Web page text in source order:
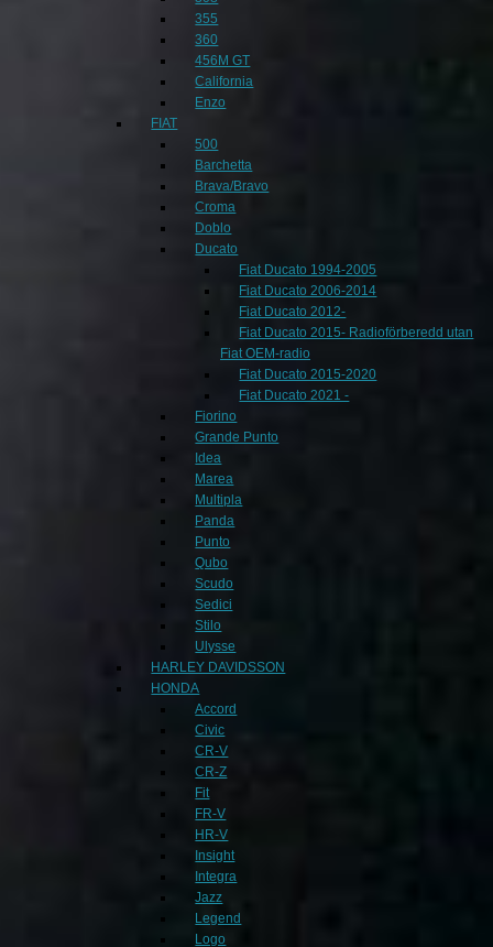
355
360
456M GT
California
Enzo
FIAT
500
Barchetta
Brava/Bravo
Croma
Doblo
Ducato
Fiat Ducato 1994-2005
Fiat Ducato 2006-2014
Fiat Ducato 2012-
Fiat Ducato 2015- Radioförberedd utan
Fiat OEM-radio
Fiat Ducato 2015-2020
Fiat Ducato 2021 -
Fiorino
Grande Punto
Idea
Marea
Multipla
Panda
Punto
Qubo
Scudo
Sedici
Stilo
Ulysse
HARLEY DAVIDSSON
HONDA
Accord
Civic
CR-V
CR-Z
Fit
FR-V
HR-V
Insight
Integra
Jazz
Legend
Logo